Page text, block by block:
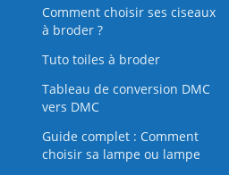
Comment choisir ses ciseaux
à broder ?
Tuto toiles à broder
Tableau de conversion DMC
vers DMC
Guide complet : Comment
choisir sa lampe ou lampe